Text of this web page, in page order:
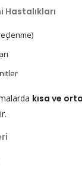
kısa ve